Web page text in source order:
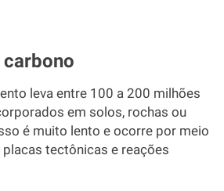
leva entre 100 a 200 milhões
em solos, rochas ou
é muito lento e ocorre por meio
tectônicas e reações